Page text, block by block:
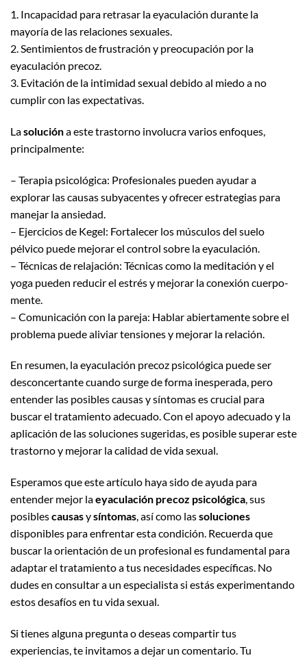
1. Incapacidad para retrasar la eyaculación durante la
mayoría de las relaciones sexuales.
2. Sentimientos de frustración y preocupación por la
eyaculación precoz.
3. Evitación de la intimidad sexual debido al miedo a no
cumplir con las expectativas.
Lasolucióna este trastorno involucra varios enfoques,
principalmente:
– Terapia psicológica: Profesionales pueden ayudar a
explorar las causas subyacentes y ofrecer estrategias para
manejar la ansiedad.
– Ejercicios de Kegel: Fortalecer los músculos del suelo
pélvico puede mejorar el control sobre la eyaculación.
– Técnicas de relajación: Técnicas como la meditación y el
yoga pueden reducir el estrés y mejorar la conexión cuerpo-
mente.
– Comunicación con la pareja: Hablar abiertamente sobre el
problema puede aliviar tensiones y mejorar la relación.
En resumen, la eyaculación precoz psicológica puede ser
desconcertante cuando surge de forma inesperada, pero
entender las posibles causas y síntomas es crucial para
buscar el tratamiento adecuado. Con el apoyo adecuado y la
aplicación de las soluciones sugeridas, es posible superar este
trastorno y mejorar la calidad de vida sexual.
Esperamos que este artículo haya sido de ayuda para
entender mejor laeyaculación precoz psicológica, sus
posiblescausasysíntomas, así como lassoluciones
disponibles para enfrentar esta condición. Recuerda que
buscar la orientación de un profesional es fundamental para
adaptar el tratamiento a tus necesidades específicas. No
dudes en consultar a un especialista si estás experimentando
estos desafíos en tu vida sexual.
Si tienes alguna pregunta o deseas compartir tus
experiencias, te invitamos a dejar un comentario. Tu